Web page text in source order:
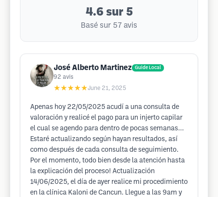
4.6 sur 5
Basé sur 57 avis
José Alberto Martinez Guide Local
92 avis
★★★★★June 21, 2025
Apenas hoy 22/05/2025 acudí a una consulta de
valoración y realicé el pago para un injerto capilar
el cual se agendo para dentro de pocas semanas...
Estaré actualizando según hayan resultados, así
como después de cada consulta de seguimiento.
Por el momento, todo bien desde la atención hasta
la explicación del proceso! Actualización
14/06/2025, el día de ayer realice mi procedimiento
en la clínica Kaloni de Cancun. Llegue a las 9am y